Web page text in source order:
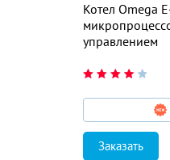
Котел Omega
управлением
Заказать